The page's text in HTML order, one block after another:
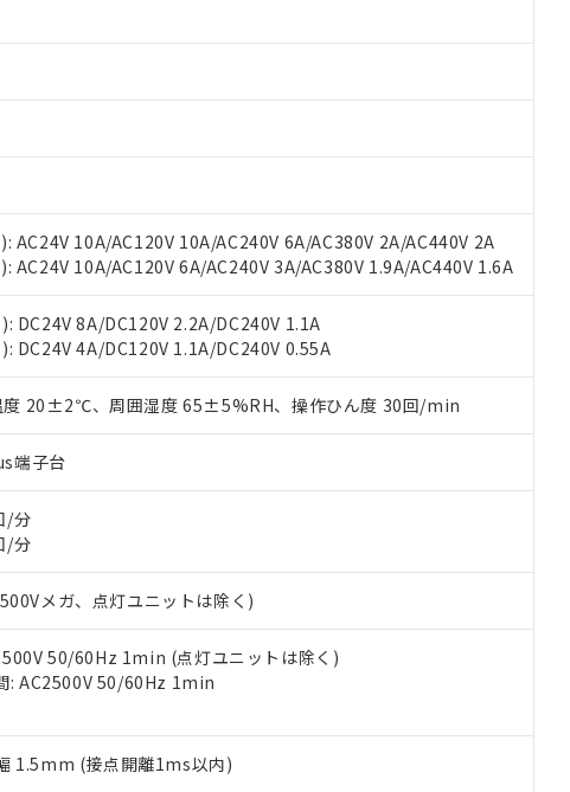
AC24V 10A/AC120V 10A/AC240V 6A/AC380V 2A/AC440V 2A
AC24V 10A/AC120V 6A/AC240V 3A/AC380V 1.9A/AC440V 1.6A
DC24V 8A/DC120V 2.2A/DC240V 1.1A
DC24V 4A/DC120V 1.1A/DC240V 0.55A
度 20±2℃、周囲湿度 65±5%RH、操作ひん度 30回/min
端子台
/分
/分
メガ、点灯ユニットは除く)
50/60Hz 1min (点灯ユニットは除く)
: AC2500V 50/60Hz 1min
1.5mm (接点開離1ms以内)
件
読みいただき、同意のうえご利用ください。
す。
機器事業取扱商品の中には、本サービスの対象外となる商品もあること
および標準価格照会結果は、記載している更新日時点での社内データに
、閲覧された時点での実際の在庫および標準価格とは異なる場合がある
期状況および標準価格はお客様のお取引先、またはお客様担当のオムロ
員にご相談ください。
制御機器販売店や当社販売拠点は「 販売ネットワーク
」をご確認くだ
および標準価格結果を当社の事前の承諾なく第三者に漏洩または開示し
ツ機能（部品リスト作成サービス）をご利用いただくには、I-Webメン
当ウェブサイト上で当社にご登録された部品リストについて、当社およ
の製品・サービスに関するお客様との取引・商談に必要な範囲で利用す
共同利用者とは、"個人情報の共同利用に関して"
を指します。
EU RoHS指令（10物質）の非含有に対応した製品が提供可能な商品です
EU RoHS指令（10物質）の非含有の対応状況を調査中または確認中の
センス料など無形物で、有害物質有無と関係のない商品です。
により、非含有部品としていたものが、含有品と判明した場合などや
1000ppm以下、ポリ臭化ビフェニル類(PBB) 1000ppm以下、ポリ臭化ジフェニルエーテル
チルヘキシル) (DEHP)(別名：DOP) 1000ppm以下、フタル酸ブチルベンジル（BBP）
以下、フタル酸ジイソブチル (DIBP) 1000ppm以下
産業用監視および制御機器に対する適用除外項目は除く。
月
替え状況などにより、予定月が前後することがあります。
書ダウンロード
明書をダウンロードすることができます。
（10物質）の非含有証明書
有証明書（当社基準）
行日時点で非含有を証明するもので、過去に遡って非含有を証明するも
令のフタル酸エステル類４物質の対応では、対応完了までの期間は出
ら備考欄に対応日を記載しておりました。
対応品への在庫切替を完了していることから、特段のことがない限り
ます。
表
質材料含有率が中国RoHSの基準値を超えていることを示します。
です。当社販売部門へお問い合わせください。
の基準値 (GB/T26572)：
チル) : 1000ppm、 DIBP(フタル酸ジイソブチル) : 1000ppm、 BBP(フタル酸ブチルベンジル
ス(2-エチルヘキシル)) : 1000ppm
使用期限
質（10物質）のすべてが基準値以下であることを示します。
使用状況下において有害物質が外部に漏えいし、環境に深刻な影響を
です。当社販売部門へお問い合わせください。
出または国外への提供する場合は、日本国政府の輸出許可(または役務
要な手続きをとります。
制貨物を破棄する場合は、完全に破砕するなど、違法に輸出されないよ
社製品を、核兵器、ミサイル、化学兵器、生物兵器またはその他武器並
切使用いたしません。
貴社製品を第三者に販売する場合は、上記1、2および3の内容を当該第
は、販売先および販売に係わる関係者が違法に輸出するおそれがある場
ん。
数以上の在庫あり
数には満たないが在庫あり
なし(最新の在庫状況については、お客様のお取引先、またはお客様担当
販売店・当社販売員にご確認ください)
生産機種、また在庫状況の情報を公開していない機種